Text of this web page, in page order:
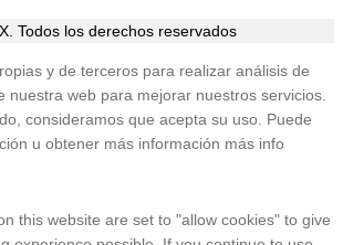
Twitter Pinterest
LinkedIn
Todos los derechos reservados
y de terceros para realizar análisis de
nuestra web para mejorar nuestros servicios.
consideramos que acepta su uso. Puede
u obtener más información más info
this website are set to "allow cookies" to give